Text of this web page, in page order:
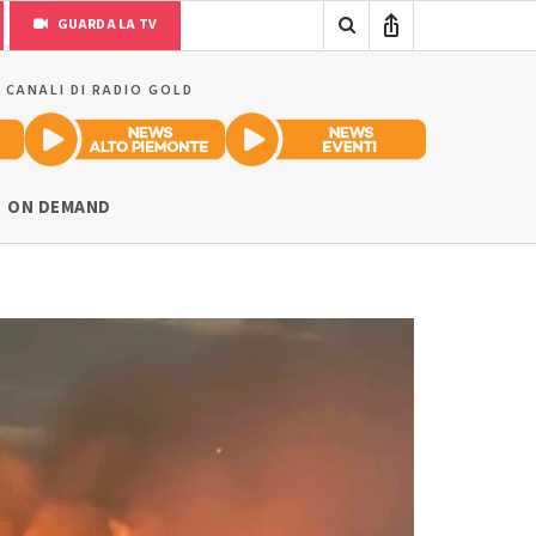
GUARDA LA TV
DI RADIO GOLD
ON DEMAND